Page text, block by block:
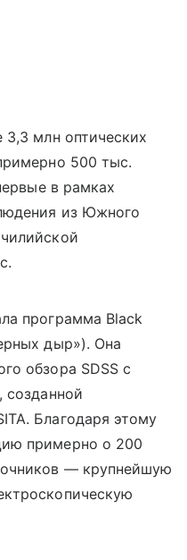
млн оптических
500 тыс.
в рамках
из Южного
программа Black
дыр»). Она
обзора SDSS с
созданной
Благодаря этому
примерно о 200
— крупнейшую